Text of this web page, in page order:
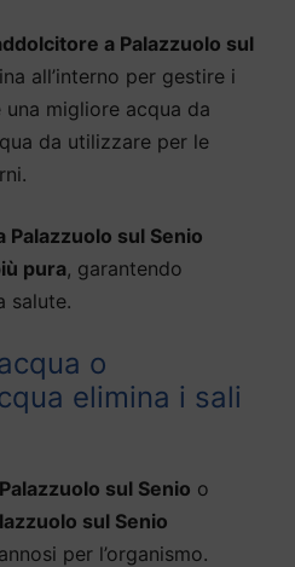
a Palazzuolo sul
all’interno per gestire i
migliore acqua da
da utilizzare per le
Palazzuolo sul Senio
pura, garantendo
salute.
o
elimina i sali
sul Senio o
sul Senio
per l’organismo.